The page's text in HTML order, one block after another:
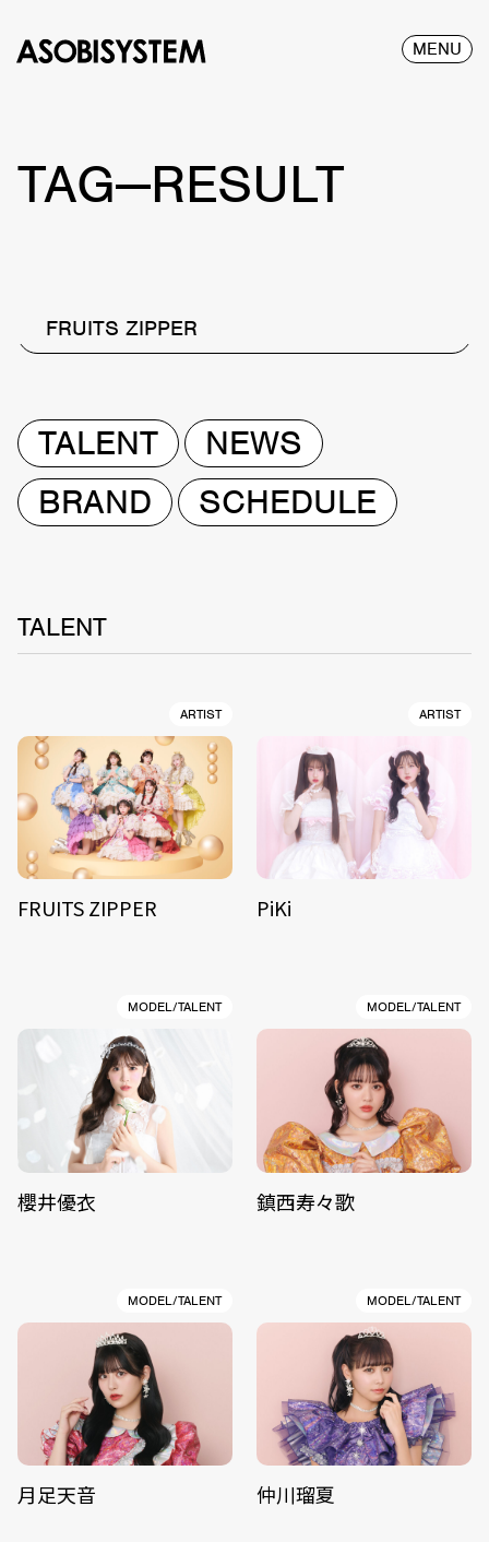
MENU
TAG—RESULT
FRUITS ZIPPER
TALENT
NEWS
BRAND
SCHEDULE
TALENT
ARTIST
FRUITS ZIPPER
ARTIST
PiKi
MODEL/TALENT
櫻井優衣
MODEL/TALENT
鎮西寿々歌
MODEL/TALENT
月足天音
MODEL/TALENT
仲川瑠夏